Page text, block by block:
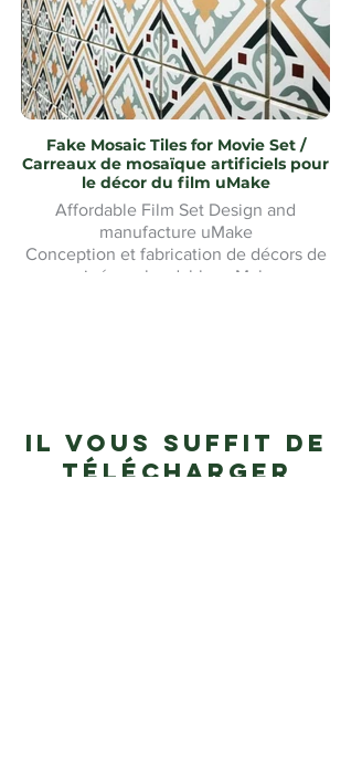
Fake Mosaic Tiles for Movie Set /
Carreaux de mosaïque artificiels pour
le décor du film uMake
Affordable Film Set Design and
manufacture uMake
Conception et fabrication de décors de
cinéma abordables uMake
Il vous suffit de
télécharger